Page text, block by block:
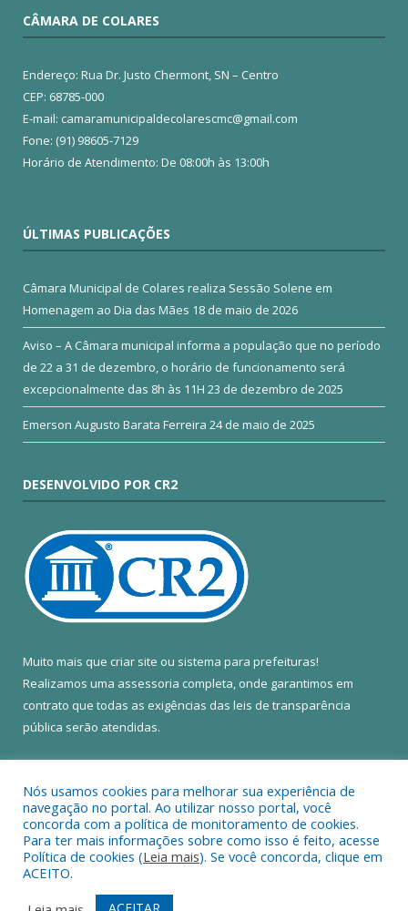
CÂMARA DE COLARES
Endereço: Rua Dr. Justo Chermont, SN – Centro
CEP: 68785-000
E-mail: camaramunicipaldecolarescmc@gmail.com
Fone: (91) 98605-7129
Horário de Atendimento: De 08:00h às 13:00h
ÚLTIMAS PUBLICAÇÕES
Câmara Municipal de Colares realiza Sessão Solene em
Homenagem ao Dia das Mães 18 de maio de 2026
Aviso – A Câmara municipal informa a população que no período
de 22 a 31 de dezembro, o horário de funcionamento será
excepcionalmente das 8h às 11H 23 de dezembro de 2025
Emerson Augusto Barata Ferreira 24 de maio de 2025
DESENVOLVIDO POR CR2
Muito mais que criar site ou sistema para prefeituras!
Realizamos uma assessoria completa, onde garantimos em
contrato que todas as exigências das leis de transparência
pública serão atendidas.
Todos os direitos reservados a Câmara Municipal de Colares.
Mapa do Site Acessar Área Administrativa
Nós usamos cookies para melhorar sua experiência de
navegação no portal. Ao utilizar nosso portal, você
concorda com a política de monitoramento de cookies.
Para ter mais informações sobre como isso é feito, acesse
Política de cookies (Leia mais). Se você concorda, clique em
ACEITO.